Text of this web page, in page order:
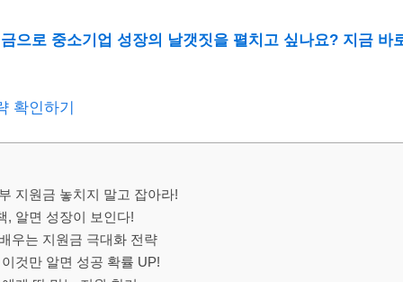
으로 중소기업 성장의 날갯짓을 펼치고 싶나요? 지금 바
확인하기
지원금 놓치지 말고 잡아라!
, 알면 성장이 보인다!
우는 지원금 극대화 전략
것만 알면 성공 확률 UP!